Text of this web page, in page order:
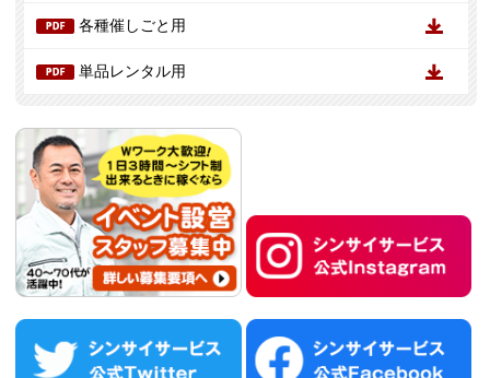
各種催しごと用
単品レンタル用